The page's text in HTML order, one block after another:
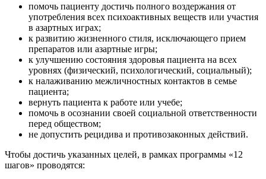
помочь пациенту достичь полного воздержания от
употребления всех психоактивных веществ или участия
в азартных играх;
к развитию жизненного стиля, исключающего прием
препаратов или азартные игры;
к улучшению состояния здоровья пациента на всех
уровнях (физический, психологический, социальный);
к налаживанию межличностных контактов в семье
пациента;
вернуть пациента к работе или учебе;
помочь в осознании своей социальной ответственности
перед обществом;
не допустить рецидива и противозаконных действий.
Чтобы достичь указанных целей, в рамках программы «12
шагов» проводятся: